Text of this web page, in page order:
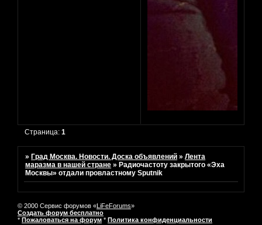
Страница:1
»Град Москва. Новости. Доска объявлений »Лента
маразма в нашей стране »Радиочастоту закрытого «Эха
Москвы» отдали провластному Sputnik
© 2000 Сервис форумов «LiFeForums»
Создать форум бесплатно
* Пожаловаться на форум * Политика конфиденциальности